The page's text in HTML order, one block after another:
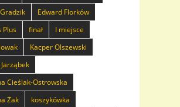
Edward Florków
Plus
finał
I miejsce
Kacper Olszewski
Cieślak-Ostrowska
Żak
koszykówka